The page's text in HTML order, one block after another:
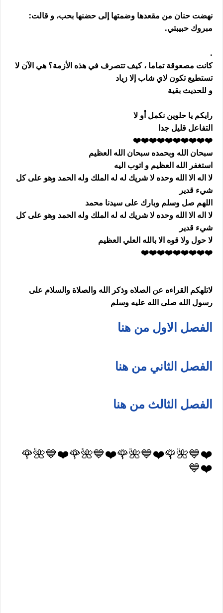
نهضت حنان من مقعدها وضمتها إلى حضنها بحب، و قالت:
مبروك حبيبتي.
.
كانت مصعوقة تماما ، كيف تتصرف في هذه الأزمة؟ هي الآن لا
تستطيع تكون لاي شاب إلا زياد
و للحديث بقية
رايكم يا حلوين نكمل أو لا
التفاعل قليل جدا
❤️❤️❤️❤️❤️❤️❤️❤️❤️❤️
سبحان الله وبحمده سبحان الله العظيم
استغفر الله العظيم و اتوب اليه
لا اله الا الله وحده لا شريك له له الملك وله الحمد وهو على كل
شيء قدير
اللهم صل وسلم وبارك على سيدنا محمد
لا اله الا الله وحده لا شريك له له الملك وله الحمد وهو على كل
شيء قدير
لا حول ولا قوه الا بالله العلي العظيم
❤️❤️❤️❤️❤️❤️❤️❤️❤️
لاتلهكم القراءه عن الصلاه وذكر الله والصلاة والسلام على
رسول الله صلى الله عليه وسلم
الفصل الاول من هنا
الفصل الثاني من هنا
الفصل الثالث من هنا
❤️💙🌺🌹❤️💙🌺🌹❤️💙🌺🌹❤️💙🌺🌹
❤️💙